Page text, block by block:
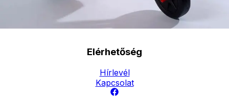
Téli játékok
- Személyes átvétel:
ingyenesen
Elérhetőség
Hírlevél
Kapcsolat